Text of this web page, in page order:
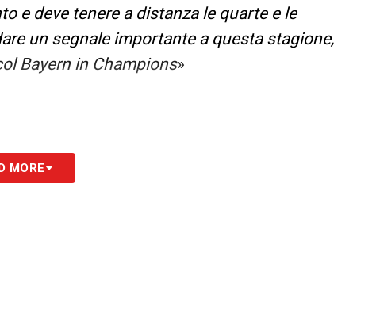
e deve tenere a distanza le quarte e le
un segnale importante a questa stagione,
Bayern in Champions»
MORE